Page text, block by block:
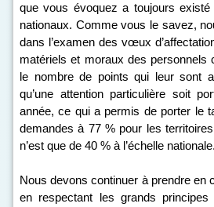
que vous évoquez a toujours
nationaux. Comme vous le savez,
dans l’examen des vœux
matériels et moraux des personnels
le nombre de points qui leur sont
qu’une attention particulière soit
année, ce qui a permis de porter le
demandes à 77 % pour les territoires
n’est que de 40 % à l’échelle nationale.
Nous devons continuer à prendre en
en respectant les grands principes